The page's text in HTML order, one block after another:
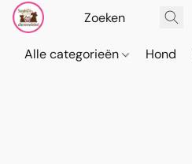
Alle categorieën Hond